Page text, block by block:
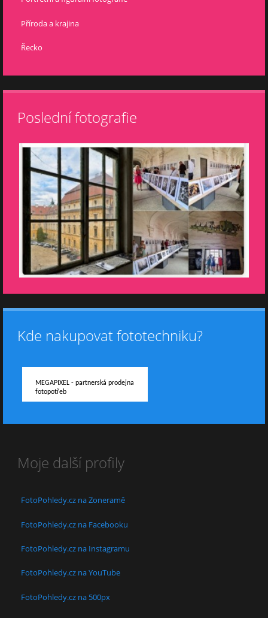
Příroda a krajina
Řecko
Poslední fotografie
Kde nakupovat fototechniku?
MEGAPIXEL - partnerská prodejna
fotopotřeb
Moje další profily
FotoPohledy.cz na Zoneramě
FotoPohledy.cz na Facebooku
FotoPohledy.cz na Instagramu
FotoPohledy.cz na YouTube
FotoPohledy.cz na 500px